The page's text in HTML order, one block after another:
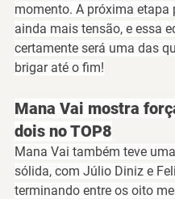
momento. A próxima etapa
ainda mais tensão, e essa
certamente será uma das
brigar até o fim!
Mana Vai mostra
dois no TOP8
Mana Vai também teve
sólida, com Júlio Diniz e
terminando entre os oito